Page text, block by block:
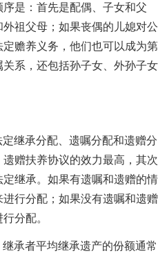
是：首先是配偶、子女和父
祖父母；如果丧偶的儿媳对公
赡养义务，他们也可以成为第
系，还包括孙子女、外孙子女
继承分配、遗嘱分配和遗赠分
赠扶养协议的效力最高，其次
继承。如果有遗嘱和遗赠的情
行分配；如果没有遗嘱和遗赠
分配。
承者平均继承遗产的份额通常